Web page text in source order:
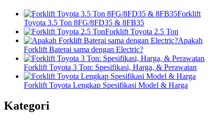
Forklift
Toyota 3.5 Ton 8FG/8FD35 & 8FB35
Forklift Toyota 2.5 Ton
Apakah
Forklift Baterai sama dengan Electric?
Forklift Toyota 3 Ton: Spesifikasi, Harga, & Perawatan
Forklift Toyota Lengkap Spesifikasi Model & Harga
Kategori